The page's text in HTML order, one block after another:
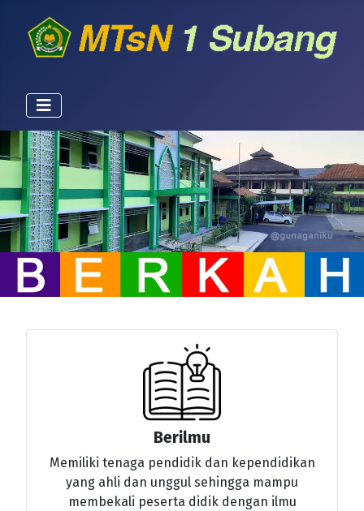
Berilmu
Memiliki tenaga pendidik dan kependidikan
yang ahli dan unggul sehingga mampu
membekali peserta didik dengan ilmu